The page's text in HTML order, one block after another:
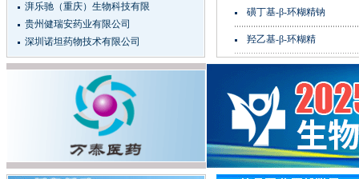
湃乐驰（重庆）生物科技有限
贵州健瑞安药业有限公司
深圳诺坦药物技术有限公司
磺丁基-β-环糊精钠
羟乙基-β-环糊精